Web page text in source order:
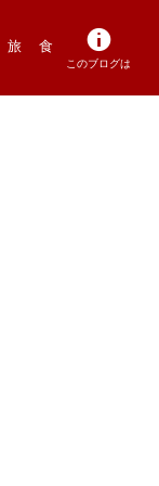
旅 食
このブログは